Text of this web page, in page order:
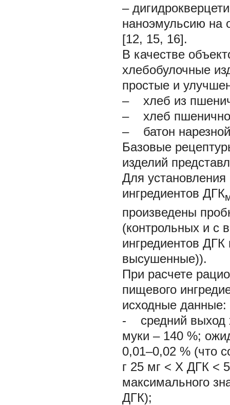
–
наноэмульсию на
[12, 15, 16].
В качестве
хлебобулочные
простые и
– хлеб из
– хлеб
– батон
Базовые
изделий
Для
ингредиентов ДГК
произведены
(контрольных и с
ингредиентов ДГК
высушенные)).
При расчете
пищевого
исходные данные:
-
средний выход
муки – 140 %;
0,01–0,02 % (что
г 25 мг < Х ДГК <
максимального
ДГК);